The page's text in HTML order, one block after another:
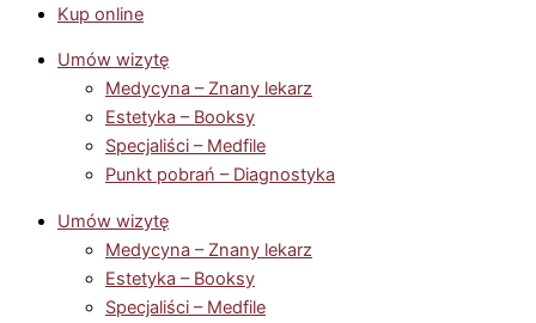
Kup online
Umów wizytę
Medycyna – Znany lekarz
Estetyka – Booksy
Specjaliści – Medfile
Punkt pobrań – Diagnostyka
Umów wizytę
Medycyna – Znany lekarz
Estetyka – Booksy
Specjaliści – Medfile